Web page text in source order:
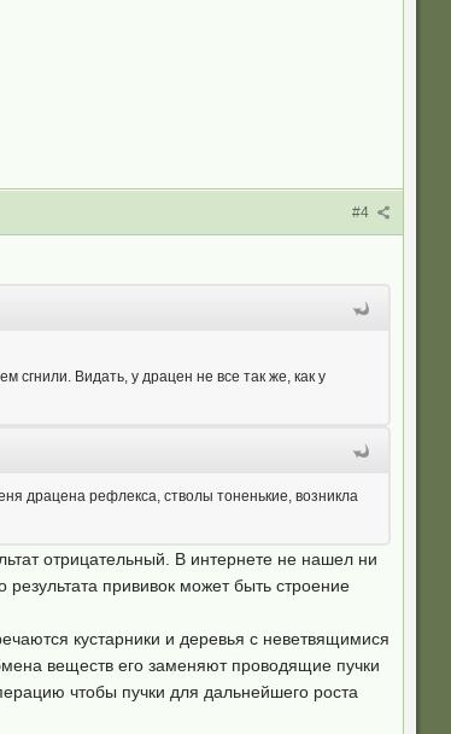
#4
сгнили. Видать, у драцен не все так же, как у
драцена рефлекса, стволы тоненькие, возникла
отрицательный. В интернете не нашел ни
прививок может быть строение
кустарники и деревья с неветвящимися
веществ его заменяют проводящие пучки
чтобы пучки для дальнейшего роста